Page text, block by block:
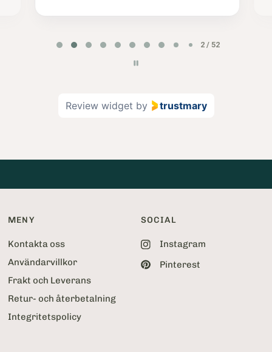
2 / 52
Review widget by trustmary
MENY
Kontakta oss
Användarvillkor
Frakt och Leverans
Retur- och återbetalning
Integritetspolicy
SOCIAL
Instagram
Pinterest